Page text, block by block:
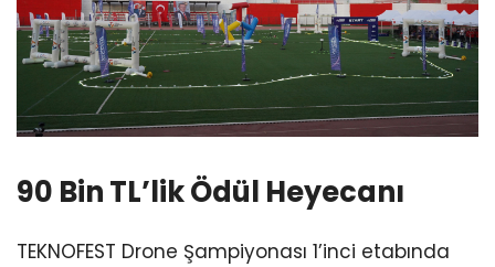
90 Bin TL’lik Ödül Heyecanı
TEKNOFEST Drone Şampiyonası 1’inci etabında